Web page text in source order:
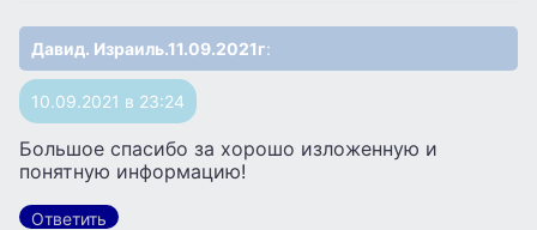
Давид. Израиль.11.09.2021г:
10.09.2021 в 23:24
Большое спасибо за хорошо изложенную и
понятную информацию!
Ответить